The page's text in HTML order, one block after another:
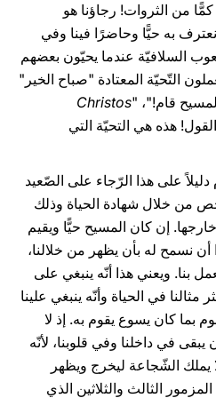
من الثروات! رجاؤنا هو
به حيًّا وحاضرًا فينا وفي
السلافيّة عندما يحيّون بعضهم
التّحيّة المعتادة "صباح الخير"
قام!"، "Christos
هذه هي التحيّة التي
دليلاً على هذا الرّجاء على الصّعيد
من خلال شهادة الحياة وذلك
إن كان المسيح حيًّا ويقيم
أن نسمح له بأن يظهر من خلالنا،
بنا. ويعني هذا أنّه ينبغي على
في الحياة وأنّه ينبغي علينا
بما كان يسوع يقوم به. إذ لا
في داخلنا وفي قلوبنا، لأنّه
الشّجاعة ليخرج ويظهر
الثالث والثلاثين الذي